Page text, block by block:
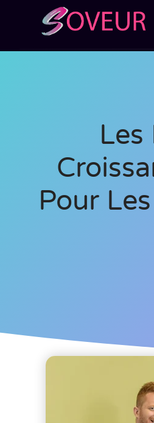
Les
Pour